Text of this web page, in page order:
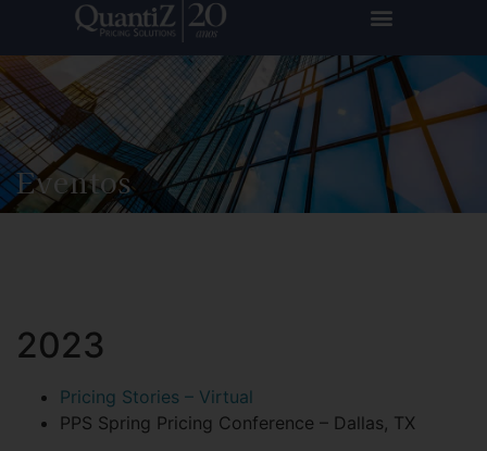
Eventos
2023
Pricing Stories – Virtual
PPS Spring Pricing Conference – Dallas, TX